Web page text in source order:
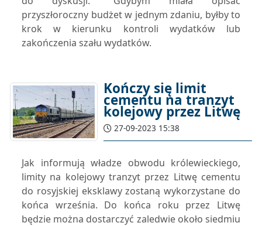
przyszłoroczny budżet w jednym zdaniu, byłby to
krok w kierunku kontroli wydatków lub
zakończenia szału wydatków.
Kończy się limit
cementu na tranzyt
kolejowy przez Litwę
27-09-2023 15:38
Jak informują władze obwodu królewieckiego,
limity na kolejowy tranzyt przez Litwę cementu
do rosyjskiej eksklawy zostaną wykorzystane do
końca września. Do końca roku przez Litwę
będzie można dostarczyć zaledwie około siedmiu